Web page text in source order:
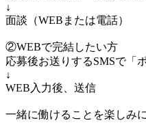
↓
面談（WEBまたは電話）
②WEBで完結したい方
応募後お送りするSMSで「
↓
WEB入力後、送信
一緒に働けることを楽しみ